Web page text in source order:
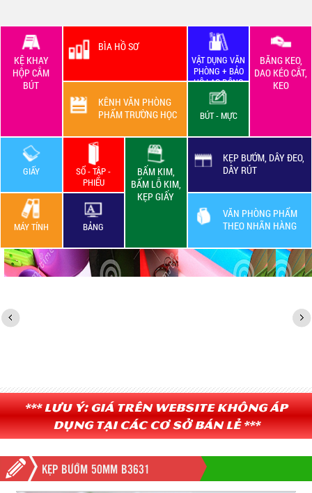
KỆ KHAY
HỘP CẮM
BÚT
BÌA HỒ SƠ
VẬT DỤNG VĂN
PHÒNG + BẢO
HỘ LAO ĐỘNG
BĂNG KEO,
DAO KÉO CẮT,
KEO
KÊNH VĂN PHÒNG
PHẨM TRƯỜNG HỌC
BÚT - MỰC
GIẤY
SỔ - TẬP -
PHIẾU
BẤM KIM,
BẤM LỖ KIM,
KẸP GIẤY
KẸP BƯỚM, DÂY ĐEO,
DÂY RÚT
VĂN PHÒNG PHẨM
THEO NHÃN HÀNG
MÁY TÍNH BẢNG
*** Lưu ý: Giá trên website không áp
dụng tại các cơ sở bán lẻ ***
KẸP BƯỚM 50MM B3631